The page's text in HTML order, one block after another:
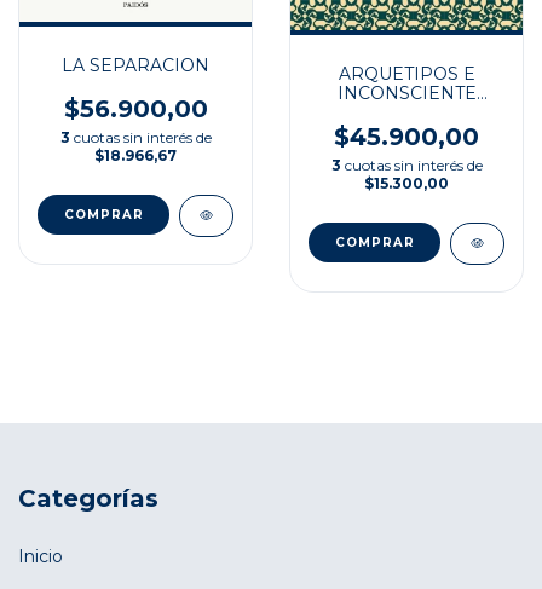
LA SEPARACION
$56.900,00
3 cuotas sin interés de
$18.966,67
ARQUETIPOS E
INCONSCIENTE
$45.900,00
3 cuotas sin interés de
$15.300,00
Categorías
Inicio